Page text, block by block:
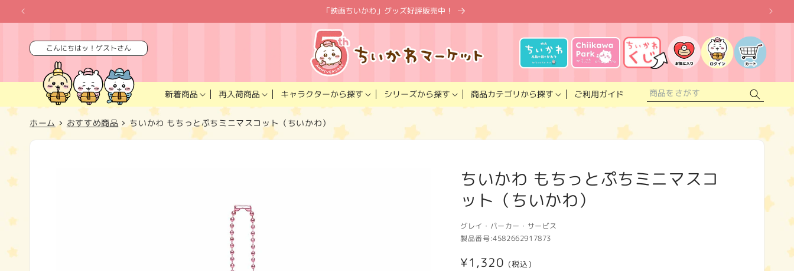
ンツに
進む
「映画ちいかわ」グッズ好評販売中！
こんにちはッ！ゲストさん
新着商品 再入荷商品 キャラクターから探す シリーズから探す 商品カテゴリから探す ご利用ガイド
入
り
ス
ト
グ
イ
カ
ー
ト
ホーム おすすめ商品 ちいかわ もちっとぷちミニマスコット（ちいかわ）
ちいかわ もちっとぷちミニマスコ
ット（ちいかわ）
グレイ・パーカー・サービス
製品番号:4582662917873
通
¥1,320 (税込)